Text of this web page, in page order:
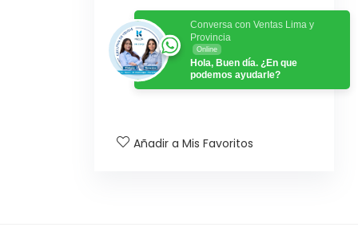
Conversa con Ventas Lima y
Provincia
Online
Hola, Buen día. ¿En que
podemos ayudarle?
Añadir a Mis Favoritos